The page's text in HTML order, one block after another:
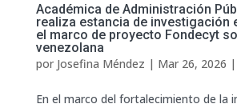
Académica de Administración
realiza estancia de investigación
el marco de proyecto Fondecyt
venezolana
por Josefina Méndez | Mar 26, 2026 |
En el marco del fortalecimiento de la